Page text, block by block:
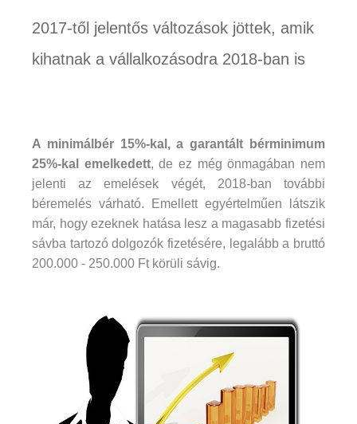
2017-től jelentős változások jöttek, amik
kihatnak a vállalkozásodra 2018-ban is
A minimálbér 15%-kal, a garantált bérminimum
25%-kal emelkedett, de ez még önmagában nem
jelenti az emelések végét, 2018-ban további
béremelés várható. Emellett egyértelműen látszik
már, hogy ezeknek hatása lesz a magasabb fizetési
sávba tartozó dolgozók fizetésére, legalább a bruttó
200.000 - 250.000 Ft körüli sávig.